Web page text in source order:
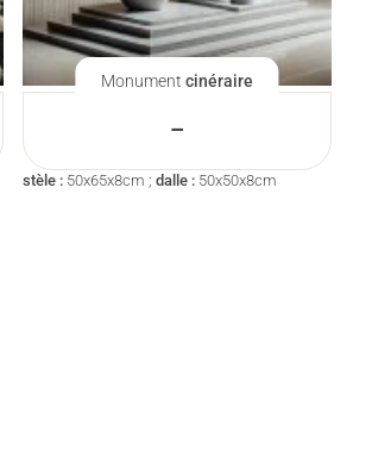
Monument cinéraire
–
stèle :50x65x8cm ; dalle :50x50x8cm